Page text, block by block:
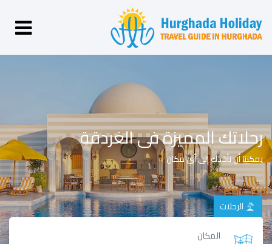
رحلاتك المميزة فى الغردقة
يمكننا أن نأخذك إلى أي مكان
الرحلات
المكان